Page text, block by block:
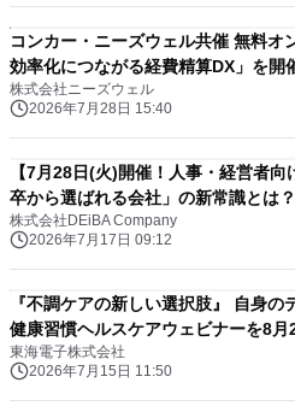
コンカー・ニーズウェル共催 無料オンラインセミナー「月次決算の
効率化につながる経費精算DX」を開
株式会社ニーズウェル
2026年7月28日 15:40
【7月28日(火)開催！人事・経営者
卒から選ばれる会社」の新常識とは？
株式会社DEiBA Company
2026年7月17日 09:12
『不調ケアの新しい選択肢』 自身
健康習慣ヘルスケアウェビナーを8月
東海電子株式会社
2026年7月15日 11:50